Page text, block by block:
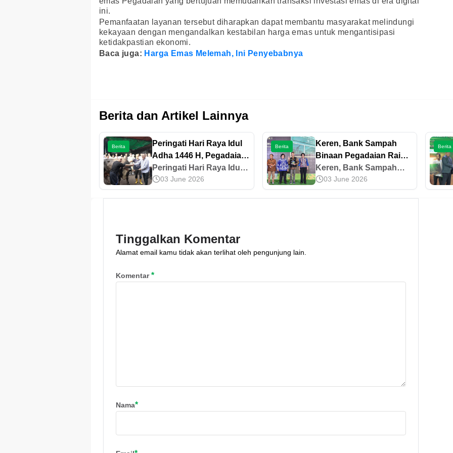
ini.
Pemanfaatan layanan tersebut diharapkan dapat membantu masyarakat melindungi
kekayaan dengan mengandalkan kestabilan harga emas untuk mengantisipasi
ketidakpastian ekonomi.
Baca juga: Harga Emas Melemah, Ini Penyebabnya
Berita dan Artikel Lainnya
Berita
Peringati Hari Raya Idul
Adha 1446 H, Pegadaian
Salurkan Ratusan Hewan
Kurban Untuk
Masyarakat
Peringati Hari Raya Idul
Adha 1446 H, Pegadaian
Salurkan Ratusan Hewan
03 June 2026
Berita
Keren, Bank Sampah
Binaan Pegadaian Raih
Penghargaan dari KLHK
Keren, Bank Sampah
Binaan Pegadaian Raih
Penghargaan dari KLHK
03 June 2026
Berita
Tinggalkan Komentar
Alamat email kamu tidak akan terlihat oleh pengunjung lain.
Komentar*
Nama*